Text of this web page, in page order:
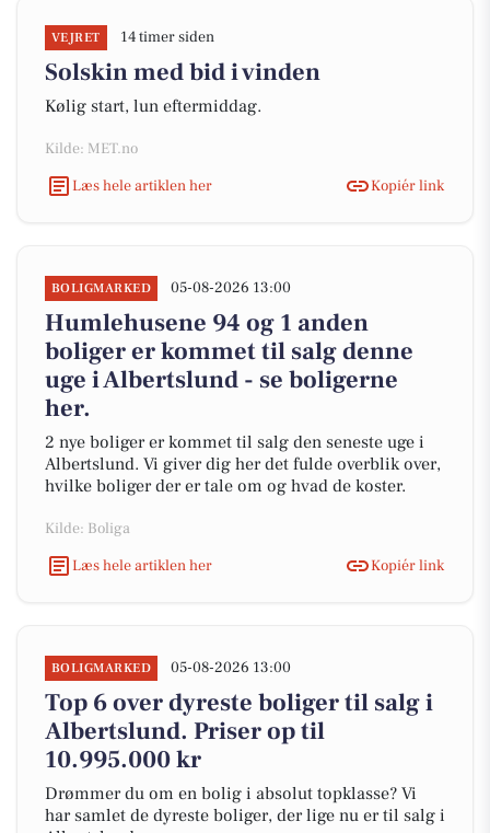
VEJRET 14 timer siden
Solskin med bid i vinden
Kølig start, lun eftermiddag.
Kilde: MET.no
Læs hele artiklen her
Kopiér link
BOLIGMARKED 05-08-2026 13:00
Humlehusene 94 og 1 anden
boliger er kommet til salg denne
uge i Albertslund - se boligerne
her.
2 nye boliger er kommet til salg den seneste uge i
Albertslund. Vi giver dig her det fulde overblik over,
hvilke boliger der er tale om og hvad de koster.
Kilde: Boliga
Læs hele artiklen her
Kopiér link
BOLIGMARKED 05-08-2026 13:00
Top 6 over dyreste boliger til salg i
Albertslund. Priser op til
10.995.000 kr
Drømmer du om en bolig i absolut topklasse? Vi
har samlet de dyreste boliger, der lige nu er til salg i